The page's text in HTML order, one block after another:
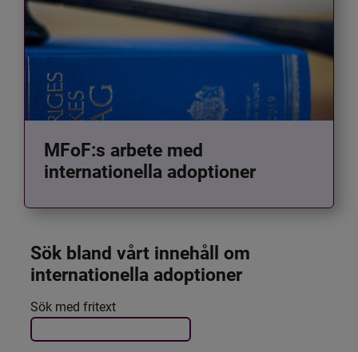
MFoF:s arbete med
internationella adoptioner
Sök bland vårt innehåll om
internationella adoptioner
Filtrera resultatet
Det här formuläret postas automatiskt
Sök med fritext